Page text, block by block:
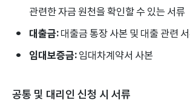
관련한 자금 원천을 확인할 수 있는 서류
대출금:대출금 통장 사본 및 대출 관련
임대보증금:임대차계약서 사본
공통 및 대리인 신청 시 서류